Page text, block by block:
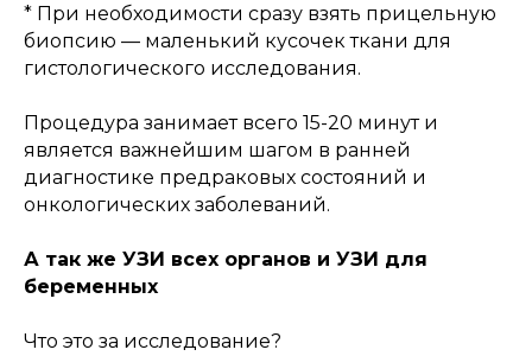
* При необходимости сразу взять прицельную
биопсию — маленький кусочек ткани для
гистологического исследования.
Процедура занимает всего 15-20 минут и
является важнейшим шагом в ранней
диагностике предраковых состояний и
онкологических заболеваний.
А так же УЗИ всех органов и УЗИ для
беременных
Что это за исследование?